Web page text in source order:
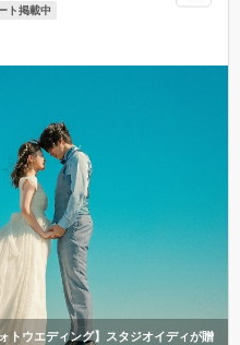
ト掲載中
トウエディング】スタジオイディが贈